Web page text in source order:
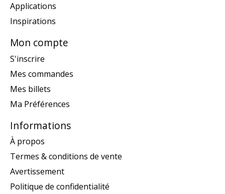
Applications
Inspirations
Mon compte
S'inscrire
Mes commandes
Mes billets
Ma Préférences
Informations
À propos
Termes & conditions de vente
Avertissement
Politique de confidentialité